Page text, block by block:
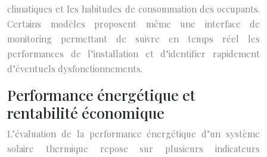
climatiques et les habitudes de consommation des occupants.
Certains modèles proposent même une interface de
monitoring permettant de suivre en temps réel les
performances de l’installation et d’identifier rapidement
d’éventuels dysfonctionnements.
Performance énergétique et
rentabilité économique
L’évaluation de la performance énergétique d’un système
solaire thermique repose sur plusieurs indicateurs